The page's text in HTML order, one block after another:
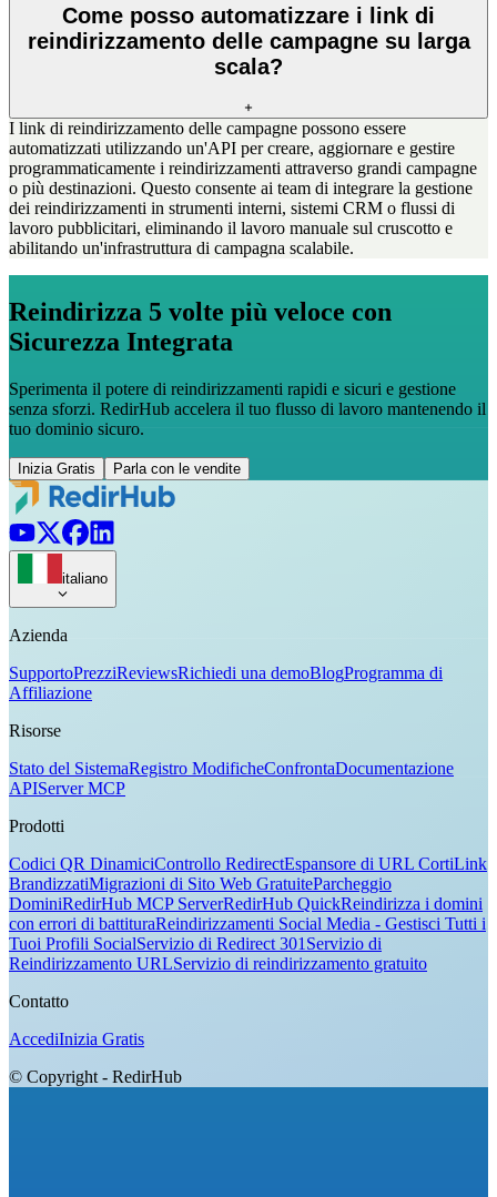
Come posso automatizzare i link di
reindirizzamento delle campagne su larga
scala?
I link di reindirizzamento delle campagne possono essere
automatizzati utilizzando un'API per creare, aggiornare e gestire
programmaticamente i reindirizzamenti attraverso grandi campagne
o più destinazioni. Questo consente ai team di integrare la gestione
dei reindirizzamenti in strumenti interni, sistemi CRM o flussi di
lavoro pubblicitari, eliminando il lavoro manuale sul cruscotto e
abilitando un'infrastruttura di campagna scalabile.
Reindirizza 5 volte più veloce con
Sicurezza Integrata
Sperimenta il potere di reindirizzamenti rapidi e sicuri e gestione
senza sforzi. RedirHub accelera il tuo flusso di lavoro mantenendo il
tuo dominio sicuro.
Inizia Gratis Parla con le vendite
italiano
Azienda
SupportoPrezziReviewsRichiedi una demoBlogProgramma di
Affiliazione
Risorse
Stato del SistemaRegistro ModificheConfrontaDocumentazione
APIServer MCP
Prodotti
Codici QR DinamiciControllo RedirectEspansore di URL CortiLink
BrandizzatiMigrazioni di Sito Web GratuiteParcheggio
DominiRedirHub MCP ServerRedirHub QuickReindirizza i domini
con errori di battituraReindirizzamenti Social Media - Gestisci Tutti i
Tuoi Profili SocialServizio di Redirect 301 Servizio di
Reindirizzamento URLServizio di reindirizzamento gratuito
Contatto
AccediInizia Gratis
© Copyright - RedirHub